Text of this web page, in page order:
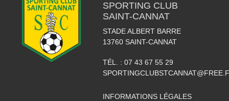
SPORTING CLUB
SAINT-CANNAT
STADE ALBERT BARRE
13760 SAINT-CANNAT
TÉL. : 07 43 67 55 29
INFORMATIONS LÉGALES